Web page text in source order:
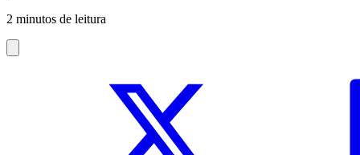
2 minutos de leitura